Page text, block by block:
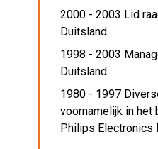
2000 - 2003 Lid
Duitsland
1998 - 2003
Duitsland
1980 - 1997
voornamelijk in het
Philips Electronics